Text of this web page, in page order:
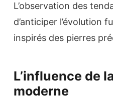
L’observation des
d’anticiper l’évolution
inspirés des pierres
L’influence de
moderne